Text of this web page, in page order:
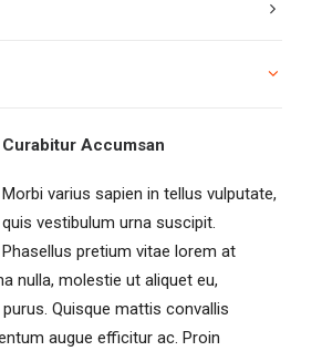
Curabitur Accumsan
Morbi varius sapien in tellus vulputate,
quis vestibulum urna suscipit.
Phasellus pretium vitae lorem at
nulla, molestie ut aliquet eu,
Quisque mattis convallis
augue efficitur ac. Proin